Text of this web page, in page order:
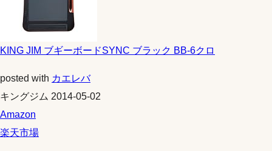
KING JIM ブギーボードSYNC ブラック BB-6クロ
posted with カエレバ
キングジム 2014-05-02
Amazon
楽天市場